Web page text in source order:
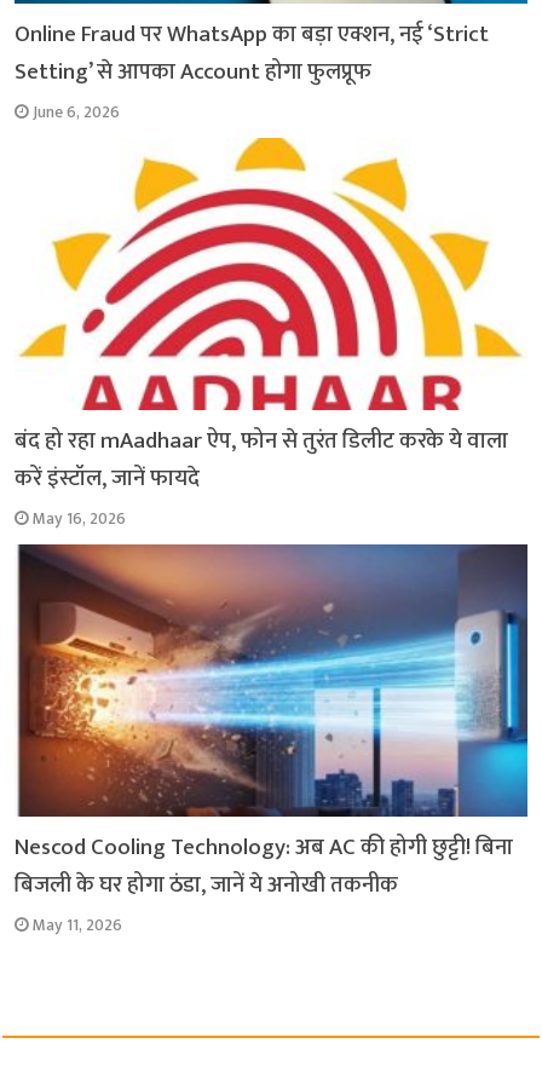
Online Fraud पर WhatsApp का बड़ा एक्शन, नई ‘Strict
Setting’ से आपका Account होगा फुलप्रूफ
June 6, 2026
बंद हो रहा mAadhaar ऐप, फोन से तुरंत डिलीट करके ये वाला
करें इंस्टॉल, जानें फायदे
May 16, 2026
Nescod Cooling Technology: अब AC की होगी छुट्टी! बिना
बिजली के घर होगा ठंडा, जानें ये अनोखी तकनीक
May 11, 2026